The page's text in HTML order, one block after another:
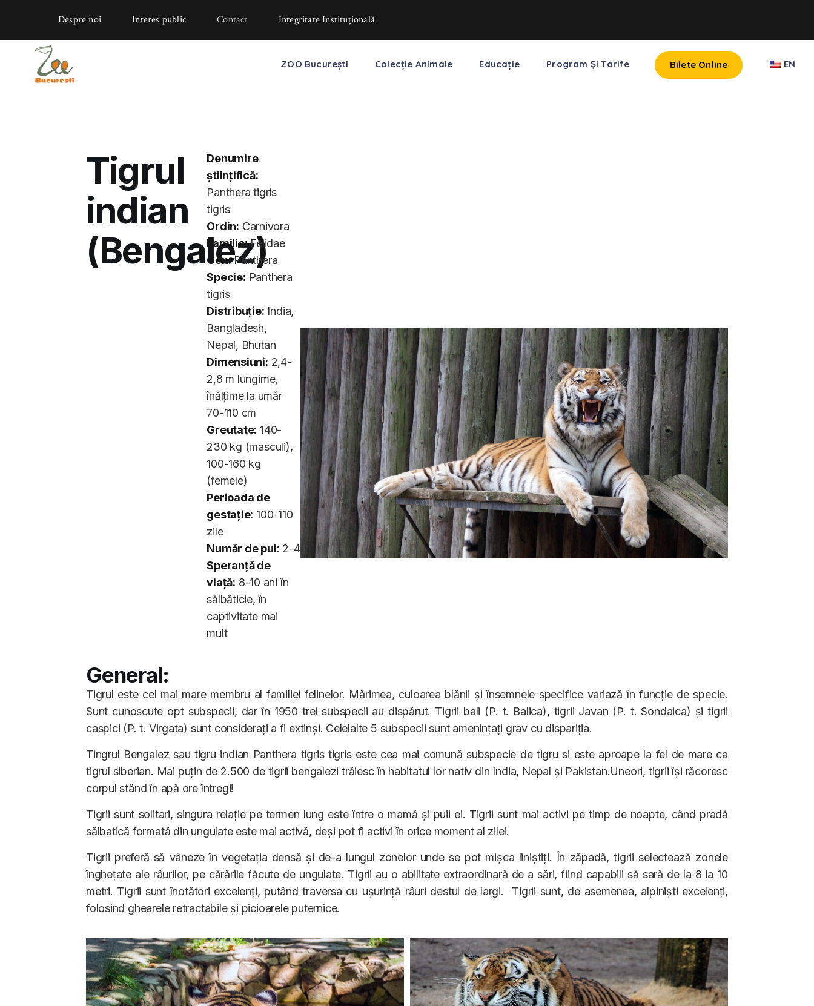
Despre noi Interes public Contact Integritate Instituţională
ZOO București Colecție Animale Educație Program Și Tarife Bilete Online EN
Tigrul
indian
(Bengalez)
Denumire
științifică:
Panthera tigris
tigris
Ordin: Carnivora
Familie:Felidae
Gen:Panthera
Specie: Panthera
tigris
Distribuție: India,
Bangladesh,
Nepal, Bhutan
Dimensiuni: 2,4-
2,8 m lungime,
înălțime la umăr
70-110 cm
Greutate: 140-
230 kg (masculi),
100-160 kg
(femele)
Perioada de
gestație: 100-110
zile
Număr de pui: 2-4
Speranță de
viață: 8-10 ani în
sălbăticie, în
captivitate mai
mult
General:
Tigrul este cel mai mare membru al familiei felinelor. Mărimea, culoarea blănii și însemnele specifice variază în funcție de specie.
Sunt cunoscute opt subspecii, dar în 1950 trei subspecii au dispărut. Tigrii bali (P. t. Balica), tigrii Javan (P. t. Sondaica) și tigrii
caspici (P. t. Virgata) sunt considerați a fi extinși. Celelalte 5 subspecii sunt amenințați grav cu dispariția.
Tingrul Bengalez sau tigru indian Panthera tigris tigris este cea mai comună subspecie de tigru si este aproape la fel de mare ca
tigrul siberian. Mai puțin de 2.500 de tigrii bengalezi trăiesc în habitatul lor nativ din India, Nepal și Pakistan.Uneori, tigrii își răcoresc
corpul stând în apă ore întregi!
Tigrii sunt solitari, singura relație pe termen lung este între o mamă și puii ei. Tigrii sunt mai activi pe timp de noapte, când pradă
sălbatică formată din ungulate este mai activă, deși pot fi activi în orice moment al zilei.
Tigrii preferă să vâneze în vegetația densă și de-a lungul zonelor unde se pot mișca liniștiți. În zăpadă, tigrii selectează zonele
înghețate ale râurilor, pe cărările făcute de ungulate. Tigrii au o abilitate extraordinară de a sări, fiind capabili să sară de la 8 la 10
metri. Tigrii sunt înotători excelenți, putând traversa cu ușurință râuri destul de largi. Tigrii sunt, de asemenea, alpiniști excelenți,
folosind ghearele retractabile și picioarele puternice.